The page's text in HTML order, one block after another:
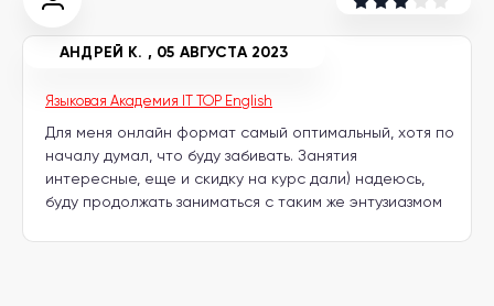
другой
Личный
школы
Помочь
в
Языковая Академия IT TOP English
АНДРЕЙ К. , 05 АВГУСТА 2023
Для меня онлайн формат самый оптимальный, хотя по
началу думал, что буду забивать. Занятия
интересные, еще и скидку на курс дали) надеюсь,
буду продолжать заниматься с таким же энтузиазмом